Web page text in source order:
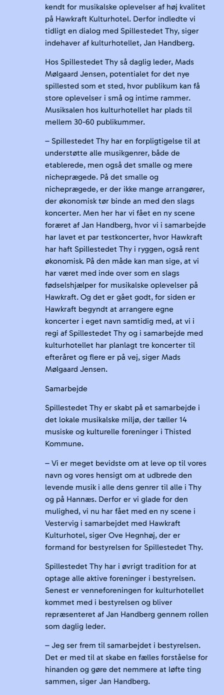
kendt for musikalske oplevelser af høj kvalitet
på Hawkraft Kulturhotel. Derfor indledte vi
tidligt en dialog med Spillestedet Thy, siger
indehaver af kulturhotellet, Jan Handberg.
Hos Spillestedet Thy så daglig leder, Mads
Mølgaard Jensen, potentialet for det nye
spillested som et sted, hvor publikum kan få
store oplevelser i små og intime rammer.
Musiksalen hos kulturhotellet har plads til
mellem 30-60 publikummer.
– Spillestedet Thy har en forpligtigelse til at
understøtte alle musikgenrer, både de
etablerede, men også det smalle og mere
nicheprægede. På det smalle og
nicheprægede, er der ikke mange arrangører,
der økonomisk tør binde an med den slags
koncerter. Men her har vi fået en ny scene
foræret af Jan Handberg, hvor vi i samarbejde
har lavet et par testkoncerter, hvor Hawkraft
har haft Spillestedet Thy i ryggen, også rent
økonomisk. På den måde kan man sige, at vi
har været med inde over som en slags
fødselshjælper for musikalske oplevelser på
Hawkraft. Og det er gået godt, for siden er
Hawkraft begyndt at arrangere egne
koncerter i eget navn samtidig med, at vi i
regi af Spillestedet Thy og i samarbejde med
kulturhotellet har planlagt tre koncerter til
efteråret og flere er på vej, siger Mads
Mølgaard Jensen.
Samarbejde
Spillestedet Thy er skabt på et samarbejde i
det lokale musikalske miljø, der tæller 14
musiske og kulturelle foreninger i Thisted
Kommune.
– Vi er meget bevidste om at leve op til vores
navn og vores hensigt om at udbrede den
levende musik i alle dens genrer til alle i Thy
og på Hannæs. Derfor er vi glade for den
mulighed, vi nu har fået med en ny scene i
Vestervig i samarbejdet med Hawkraft
Kulturhotel, siger Ove Hegnhøj, der er
formand for bestyrelsen for Spillestedet Thy.
Spillestedet Thy har i øvrigt tradition for at
optage alle aktive foreninger i bestyrelsen.
Senest er venneforeningen for kulturhotellet
kommet med i bestyrelsen og bliver
repræsenteret af Jan Handberg gennem rollen
som daglig leder.
– Jeg ser frem til samarbejdet i bestyrelsen.
Det er med til at skabe en fælles forståelse for
hinanden og gøre det nemmere at løfte ting
sammen, siger Jan Handberg.